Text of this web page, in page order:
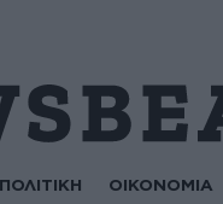
ΠΟΛΙΤΙΚΗ ΟΙΚΟΝΟΜΙΑ